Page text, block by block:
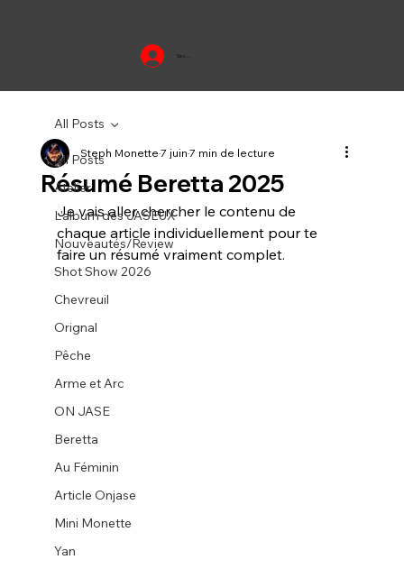
Se connecter
All Posts
Atelier
L'album des JASEUX
Nouveautés/Review
Shot Show 2026
Chevreuil
Orignal
Pêche
Arme et Arc
ON JASE
Beretta
Au Féminin
Article Onjase
Mini Monette
Yan
All Posts
Résumé Beretta 2025
Steph Monette7 juin7 min de lecture
Je vais aller chercher le contenu de
chaque article individuellement pour te
faire un résumé vraiment complet.